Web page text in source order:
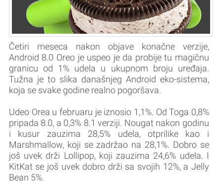
Četiri meseca nakon objave konačne verzije,
Android 8.0 Oreo je uspeo je da probije tu magičnu
granicu od 1% udela u ukupnom broju uređaja.
Tužna je to slika današnjeg Android eko-sistema,
koja se svake godine realno pogoršava.
Udeo Orea u februaru je iznosio 1,1%. Od Toga 0,8%
pripada 8.0, a 0,3% 8.1 verziji. Nougat nakon godinu
i kusur zauzima 28,5% udela, otprilike kao i
Marshmallow, koji se zadržao na 28,1%. Dobro se
još uvek drži Lollipop, koji zauzima 24,6% udela. I
KitKat se još uvek dobro drži sa svojih 12%, a Jelly
Bean 5%.